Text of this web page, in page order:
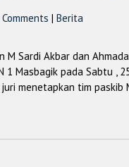
| Berita
M Sardi Akbar dan
1 Masbagik pada Sabtu
menetapkan tim paskib